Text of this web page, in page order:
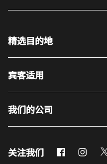
精选目的地
宾客适用
我们的公司
关注我们 Facebook